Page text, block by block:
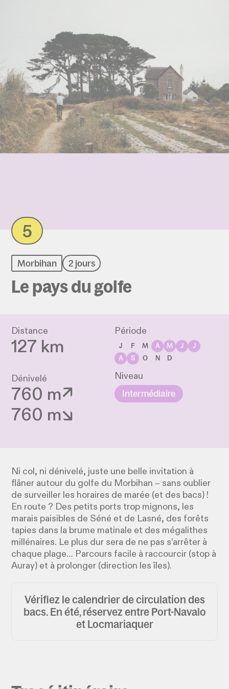
5
Morbihan 2 jours
Le pays du golfe
Distance
127 km
Dénivelé
760 m↗
760 m↘
Période
J
F M A M J
J
A
S O N
D
Niveau
Intermédiaire
Ni col, ni dénivelé, juste une belle invitation à
flâner autour du golfe du Morbihan – sans oublier
de surveiller les horaires de marée (et des bacs) !
En route ? Des petits ports trop mignons, les
marais paisibles de Séné et de Lasné, des forêts
tapies dans la brume matinale et des mégalithes
millénaires. Le plus dur sera de ne pas s’arrêter à
chaque plage… Parcours facile à raccourcir (stop à
Auray) et à prolonger (direction les îles).
Vérifiez le calendrier de circulation des
bacs. En été, réservez entre Port-Navalo
et Locmariaquer